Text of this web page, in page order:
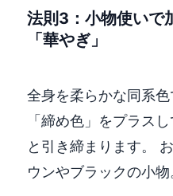
法則3：小物使いで
「華やぎ」
全身を柔らかな同系
「締め色」をプラス
と引き締まります。
ウンやブラックの小物